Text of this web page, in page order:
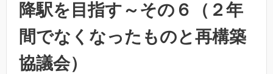
降駅を目指す～その６（２年
間でなくなったものと再構築
協議会）